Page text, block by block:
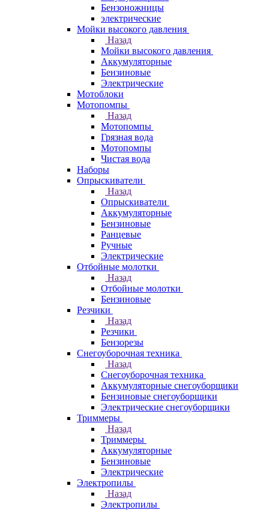
Бензоножницы
электрические
Мойки высокого давления
Назад
Мойки высокого давления
Аккумуляторные
Бензиновые
Электрические
Мотоблоки
Мотопомпы
Назад
Мотопомпы
Грязная вода
Мотопомпы
Чистая вода
Наборы
Опрыскиватели
Назад
Опрыскиватели
Аккумуляторные
Бензиновые
Ранцевые
Ручные
Электрические
Отбойные молотки
Назад
Отбойные молотки
Бензиновые
Резчики
Назад
Резчики
Бензорезы
Снегоуборочная техника
Назад
Снегоуборочная техника
Аккумуляторные снегоуборщики
Бензиновые снегоуборщики
Электрические снегоуборщики
Триммеры
Назад
Триммеры
Аккумуляторные
Бензиновые
Электрические
Электропилы
Назад
Электропилы